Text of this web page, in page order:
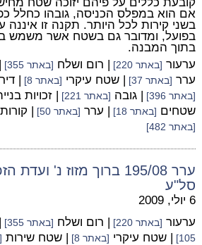
אם הוא במפלס הכניסה, גובהו כחלל
בשני קירות לכל היותר. תקנה זו איננה
בפועל, ומדובר גם בשטח אשר משמש
בתוך המבנה.
ערעור [באתר 220] | רום ושלח [באתר 355]
ערר [באתר 37] | שטח עיקרי [באתר 8] |
[באתר 396] | גובה [באתר 221] | זכויות
שטחים [באתר 18] | ערר [באתר 50] | קורות
[באתר 482]
ערר 195/08 ברוך מזוז נ'
סל"ע
6 יולי, 2009
ערעור [באתר 220] | רום ושלח [באתר 355]
105]
| שטח עיקרי [באתר 8] | שטח שירות